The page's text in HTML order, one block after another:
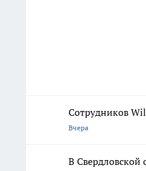
Сотрудников
Вчера
В Свердловской